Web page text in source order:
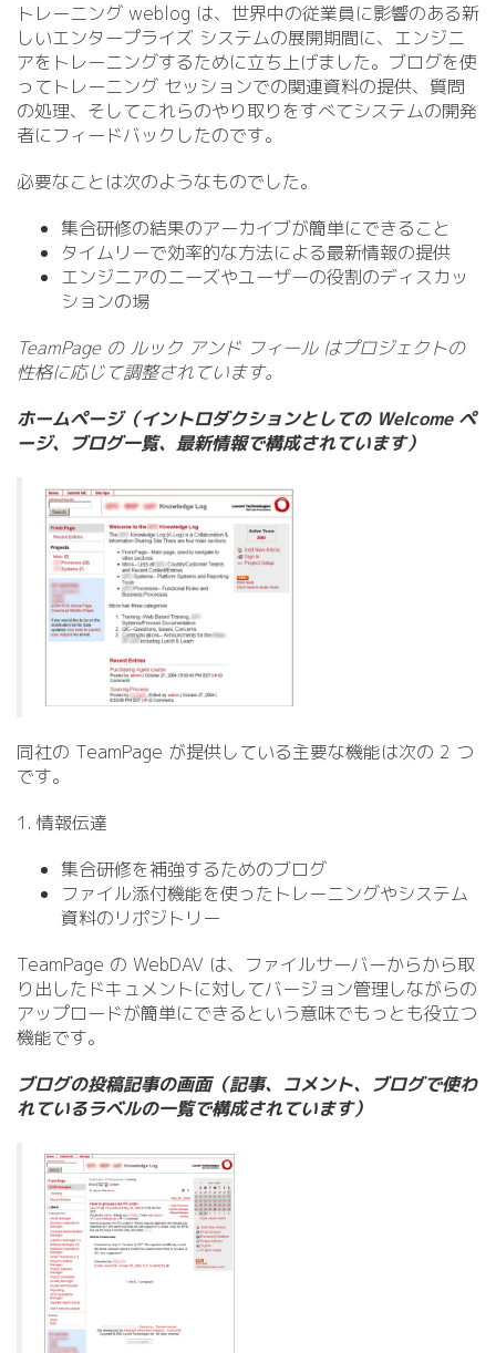
トレーニング weblog は、世界中の従業員に影響のある新
しいエンタープライズ システムの展開期間に、エンジニ
アをトレーニングするために立ち上げました。ブログを使
ってトレーニング セッションでの関連資料の提供、質問
の処理、そしてこれらのやり取りをすべてシステムの開発
者にフィードバックしたのです。
必要なことは次のようなものでした。
集合研修の結果のアーカイブが簡単にできること
タイムリーで効率的な方法による最新情報の提供
エンジニアのニーズやユーザーの役割のディスカッ
ションの場
TeamPage の ルック アンド フィール はプロジェクトの
性格に応じて調整されています。
ホームページ（イントロダクションとしての Welcome ペ
ージ、ブログ一覧、最新情報で構成されています）
同社の TeamPage が提供している主要な機能は次の 2 つ
です。
1. 情報伝達
集合研修を補強するためのブログ
ファイル添付機能を使ったトレーニングやシステム
資料のリポジトリー
TeamPage の WebDAV は、ファイルサーバーからから取
り出したドキュメントに対してバージョン管理しながらの
アップロードが簡単にできるという意味でもっとも役立つ
機能です。
ブログの投稿記事の画面（記事、コメント、ブログで使わ
れているラベルの一覧で構成されています）